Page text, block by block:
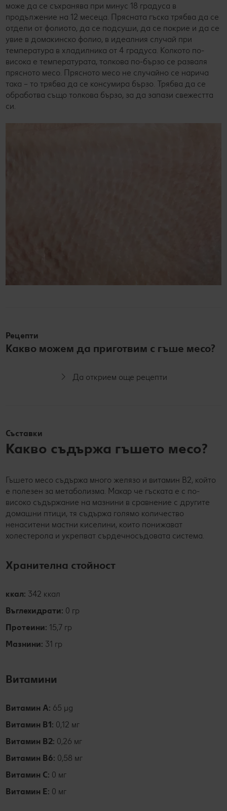
може да се съхранява при минус 18 градуса в
продължение на 12 месеца. Прясната гъска трябва да се
отдели от фолиото, да се подсуши, да се покрие и да се
увие в домакинско фолио, в идеалния случай при
температура в хладилника от 4 градуса. Колкото по-
висока е температурата, толкова по-бързо се разваля
прясното месо. Прясното месо не случайно се нарича
така – то трябва да се консумира бързо. Трябва да се
обработва също толкова бързо, за да запази свежестта
си.
Рецепти
Какво можем да приготвим с гъше месо?
Да открием още рецепти
Съставки
Какво съдържа гъшето месо?
Гъшето месо съдържа много желязо и витамин В2, който
е полезен за метаболизма. Макар че гъската е с по-
високо съдържание на мазнини в сравнение с другите
домашни птици, тя съдържа голямо количество
ненаситени мастни киселини, които понижават
холестерола и укрепват сърдечносъдовата система.
Хранителна стойност
ккал: 342 ккал
Въглехидрати: 0 гр
Протеини: 15,7 гр
Мазнини: 31 гр
Витамини
Витамин А: 65 µg
Витамин B1: 0,12 мг
Витамин В2: 0,26 мг
Витамин В6: 0,58 мг
Витамин С: 0 мг
Витамин Е: 0 мг